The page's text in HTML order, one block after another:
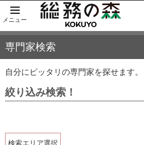
メニュー
専門家検索
自分にピッタリの専門家を探せます。
絞り込み検索！
検索エリア選択